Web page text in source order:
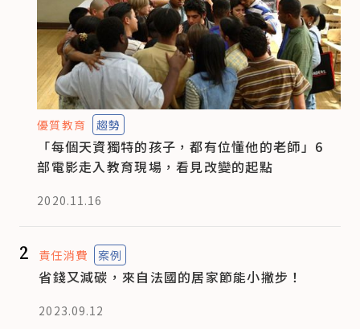
優質教育 趨勢
「每個天資獨特的孩子，都有位懂他的老師」6
部電影走入教育現場，看見改變的起點
2020.11.16
2 責任消費 案例
省錢又減碳，來自法國的居家節能小撇步！
2023.09.12